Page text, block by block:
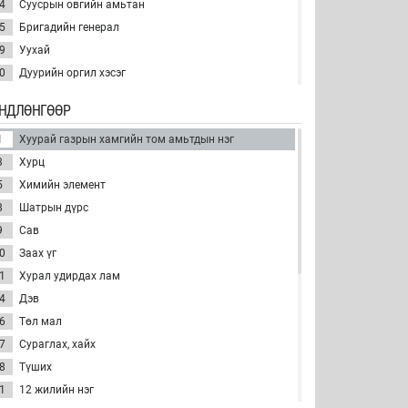
Суусрын овгийн амьтан
Бригадийн генерал
Уухай
Дуурийн оргил хэсэг
Жимс
25
Нэгэн төрлийн муу зүйлд донтсон хүн
Нүүдлийн шувуу
Оргилох
Мал
Хөгжмийн зэмсэг
Усны ургамал
Хуурай газрын хамгийн том амьтдын нэг
Хурц
Химийн элемент
Шатрын дүрс
Сав
Заах үг
Хурал удирдах лам
Дэв
Төл мал
Сураглах, хайх
Түших
12 жилийн нэг